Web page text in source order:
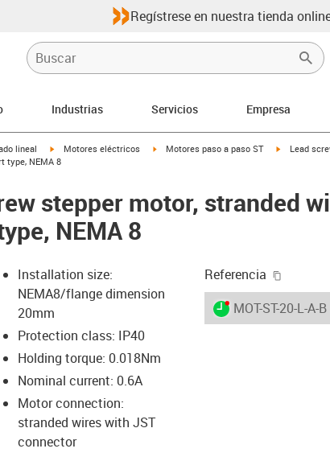
Regístrese en nuestra tienda
Industrias Servicios Empresa
lineal igus-icon-arrow-right
Motores eléctricos igus-icon-arrow-right
Motores paso a paso ST igus-icon-
Lead
type, NEMA 8
stepper motor, stranded
NEMA 8
lupe
lupe
lupe
lupe
icon-arrow-right
Installation size:
NEMA8/flange dimension
20mm
Protection class: IP40
Holding torque: 0.018Nm
Nominal current: 0.6A
Motor connection:
stranded wires with JST
connector
Referencia
igus-icon-
MOT-ST-20-L-A-B